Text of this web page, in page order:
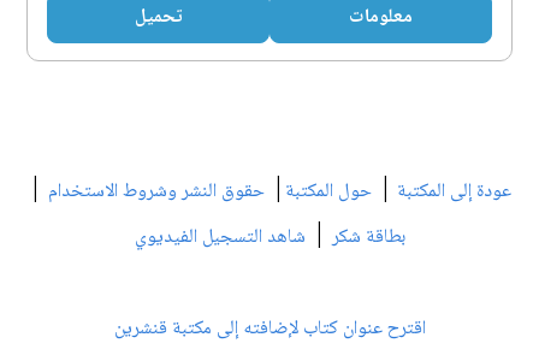
معلومات تحميل
عودة إلى المكتبة | حول المكتبة | حقوق النشر وشروط الاستخدام |
بطاقة شكر| شاهد التسجيل الفيديوي
اقترح عنوان كتاب لإضافته إلى مكتبة قنشرين